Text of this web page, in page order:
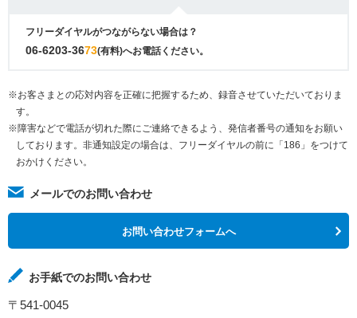
フリーダイヤルがつながらない場合は？
06-6203-3673(有料)へお電話ください。
※お客さまとの応対内容を正確に把握するため、録音させていただいておりま
す。
※障害などで電話が切れた際にご連絡できるよう、発信者番号の通知をお願い
しております。非通知設定の場合は、フリーダイヤルの前に「186」をつけて
おかけください。
メールでのお問い合わせ
お問い合わせフォームへ
お手紙でのお問い合わせ
〒541-0045